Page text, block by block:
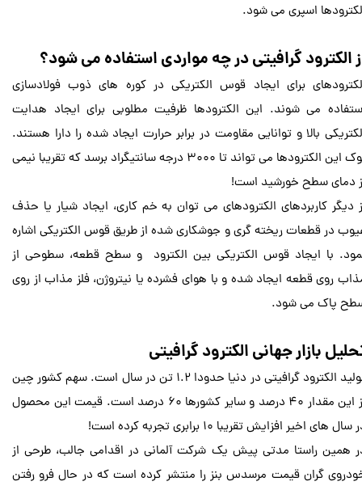
اسپری می‌ شود.
الکترود گرافیتی در چه مواردی استفاده می شود؟
برای ایجاد قوس الکتریکی در کوره‌ های ذوب فولادسازی
می ‌شوند. این الکترودها ظرفیت مطلوبی برای ایجاد هدایت
بالا و توانایی مقاومت در برابر حرارت ایجاد شده را دارا هستند.
نوک این الکترودها می تواند تا 3000 درجه سانتیگراد برسد که تقریبا نیمی
دمای سطح خورشید است!
دیگر کاربردهای الکترودهای می ‌توان به خم ‌کاری، ایجاد شیار یا حذف
در قطعات ریخته‌ گری و جوشکاری‌ شده از طریق قوس الکتریکی اشاره
با ایجاد قوس الکتریکی بین الکترود و سطح قطعه، سطوحی از
روی قطعه ایجاد شده و با هوای فشرده یا نیتروژن، فلز مذاب از روی
پاک می ‌شود.
بازار جهانی الکترود گرافیتی
تولید الکترود گرافیتی در دنیا حدودا ۱.۲ تن در سال است. سهم کشور چین
از این مقدار ۴۰ درصد و سایر کشورها ۶۰ درصد است. قیمت این محصول
سال های اخیر افزایش تقریبا ۱۰ برابری تجربه کرده است!
همین راستا مدتی پیش یک شرکت آلمانی در اقدامی جالب، طرحی از
گران قیمت مرسدس بنز را منتشر کرده است که در حال فرو رفتن